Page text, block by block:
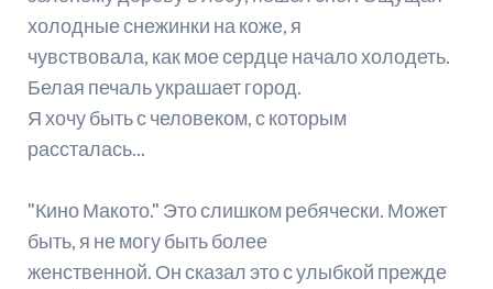
холодные снежинки на коже, я
чувствовала, как мое сердце начало холодеть.
Белая печаль украшает город.
Я хочу быть с человеком, с которым
рассталась...
"Кино Макото." Это слишком ребячески. Может
быть, я не могу быть более
женственной. Он сказал это с улыбкой прежде